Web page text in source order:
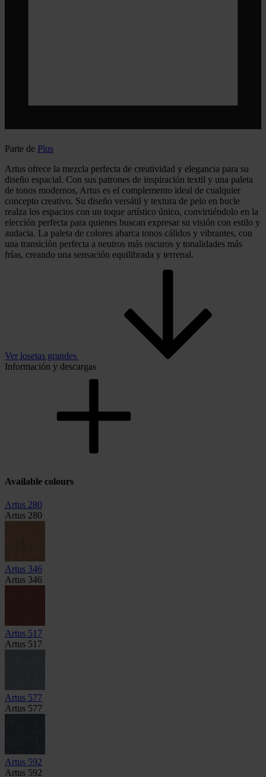
Parte de Plus
Artus ofrece la mezcla perfecta de creatividad y elegancia para su
diseño espacial. Con sus patrones de inspiración textil y una paleta
de tonos modernos, Artus es el complemento ideal de cualquier
concepto creativo. Su diseño versátil y textura de pelo en bucle
realza los espacios con un toque artístico único, convirtiéndolo en la
elección perfecta para quienes buscan expresar su visión con estilo y
audacia. La paleta de colores abarca tonos cálidos y vibrantes, con
una transición perfecta a neutros más oscuros y tonalidades más
frías, creando una sensación equilibrada y terrenal.
Ver losetas grandes
Información y descargas
Available colours
Artus 280
Artus 280
Artus 346
Artus 346
Artus 517
Artus 517
Artus 577
Artus 577
Artus 592
Artus 592